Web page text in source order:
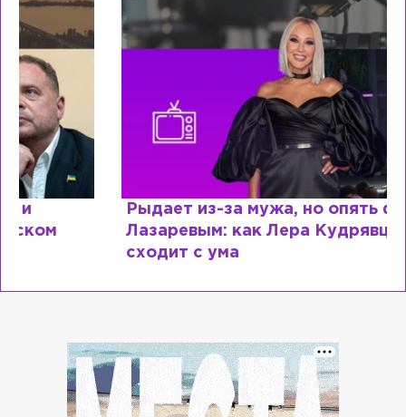
Рыдает из-за мужа, но опять флиртует с
Лазаревым: как Лера Кудрявцева
сходит с ума